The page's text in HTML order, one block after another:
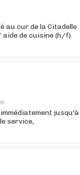
au cur de la Citadelle
aide de cuisine (h/f).
jusqu'à
service,